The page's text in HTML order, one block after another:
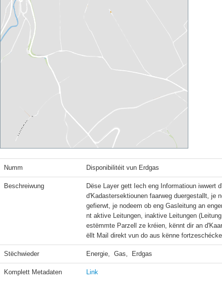
Numm Disponibilitéit vun Erdgas
Beschreiwung
Dëse Layer gett Iech eng Informatioun iwwert
d'Kadastersektiounen faarweg duergestallt, je
gefierwt, je nodeem ob eng Gasleitung an
nt aktive Leitungen, inaktive Leitungen
estëmmte Parzell ze kréien, kënnt dir an
ëllt Mail direkt vun do aus kënne
Stëchwieder Energie,  Gas,  Erdgas
Komplett Metadaten Link